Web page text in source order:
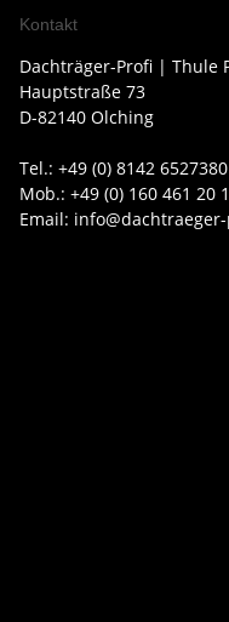
Kontakt
Dachträger-Profi | Thule
Hauptstraße 73
D-82140 Olching
Tel.: +49 (0) 8142 6527380
Mob.: +49 (0) 160 461 20
Email: